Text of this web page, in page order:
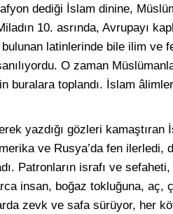
dediği İslam dinine,
10. asrında, Avrupayı
latinlerinde bile ilim ve
O zaman
buralara toplandı. İslam
yazdığı gözleri kamaştıran
ve Rusya’da fen ilerledi,
Patronların israfı ve
insan, boğaz tokluğuna, aç,
zevk ve safa sürüyor, her